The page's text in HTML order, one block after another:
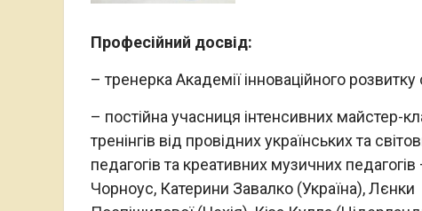
Професійний досвід:
– тренерка Академії інноваційного розвитку
– постійна учасниця інтенсивних майстер-
тренінгів від провідних українських та
педагогів та креативних музичних
Чорноус, Катерини Завалко (Україна), Лєнки